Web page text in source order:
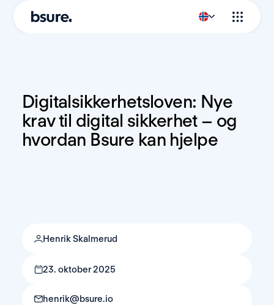
Digitalsikkerhetsloven: Nye
krav til digital sikkerhet – og
hvordan Bsure kan hjelpe
Henrik Skalmerud
23. oktober 2025
henrik@bsure.io